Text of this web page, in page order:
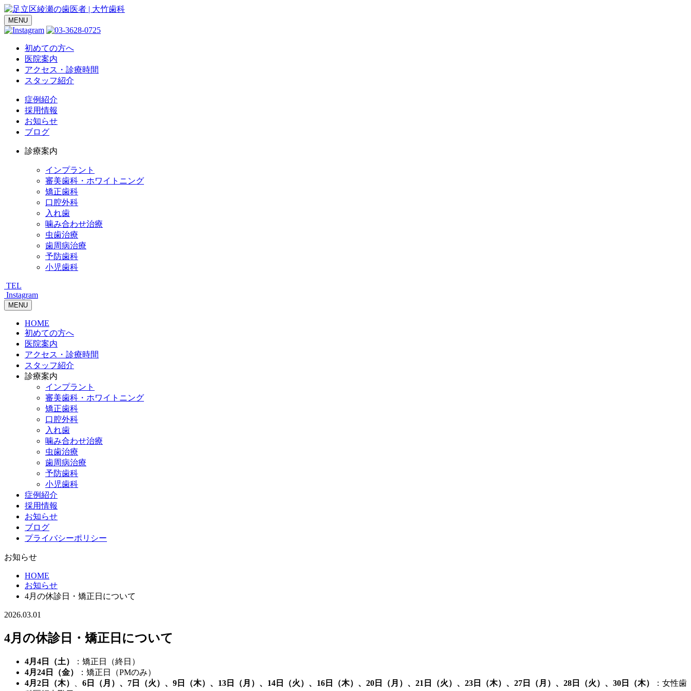
MENU
初めての方へ
医院案内
アクセス・診療時間
スタッフ紹介
症例紹介
採用情報
お知らせ
ブログ
診療案内
インプラント
審美歯科・ホワイトニング
矯正歯科
口腔外科
入れ歯
噛み合わせ治療
虫歯治療
歯周病治療
予防歯科
小児歯科
TEL
Instagram
MENU
HOME
初めての方へ
医院案内
アクセス・診療時間
スタッフ紹介
診療案内
インプラント
審美歯科・ホワイトニング
矯正歯科
口腔外科
入れ歯
噛み合わせ治療
虫歯治療
歯周病治療
予防歯科
小児歯科
症例紹介
採用情報
お知らせ
ブログ
プライバシーポリシー
お知らせ
HOME
お知らせ
4月の休診日・矯正日について
2026.03.01
4月の休診日・矯正日について
4月4日（土）
：矯正日（終日）
4月24日（金）
：矯正日（PMのみ）
4月2日（木） 6日（月）、7日（火）、9日（木）、13日（月）、14日（火）、16日（木）、20日 （ 月 ）、21日 （火）、23日（木）、27日（月）、28日（火）、30日（木）
：女性歯